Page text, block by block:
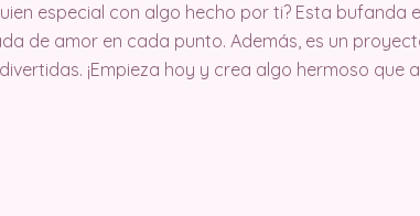
especial con algo hecho por ti? Esta bufanda
de amor en cada punto. Además, es un
¡Empieza hoy y crea algo hermoso que